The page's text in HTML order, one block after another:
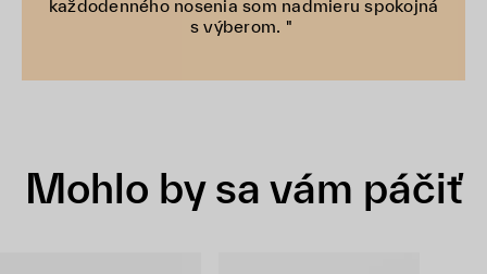
každodenného nosenia som nadmieru spokojná
s výberom. "
Mohlo by sa vám páčiť